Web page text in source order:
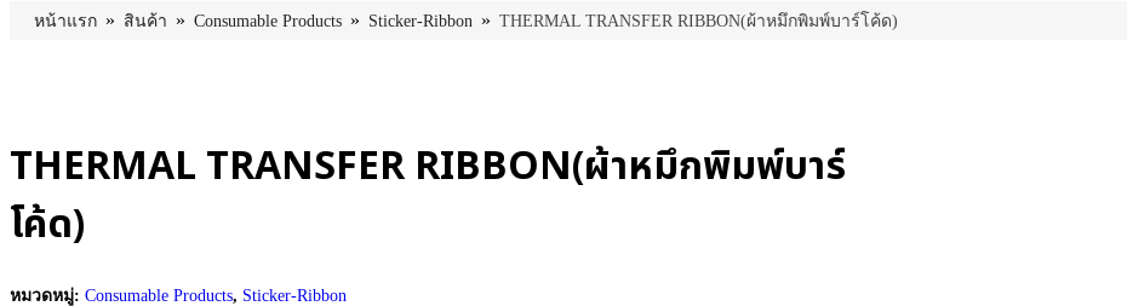
หน้าแรก » สินค้า » Consumable Products » Sticker-Ribbon » THERMAL TRANSFER RIBBON(ผ้าหมึกพิมพ์บาร์โค้ด)
THERMAL TRANSFER RIBBON(ผ้าหมึกพิมพ์บาร์
โค้ด)
หมวดหมู่: Consumable Products, Sticker-Ribbon